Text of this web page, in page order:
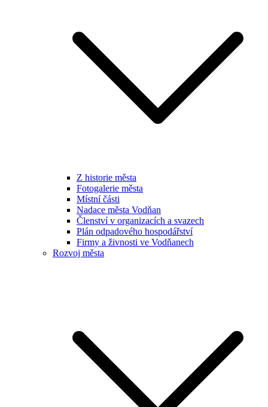
Z historie města
Fotogalerie města
Místní části
Nadace města Vodňan
Členství v organizacích a svazech
Plán odpadového hospodářství
Firmy a živnosti ve Vodňanech
Rozvoj města